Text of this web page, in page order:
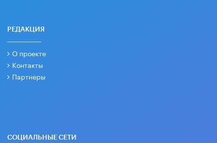
РЕДАКЦИЯ
О проекте
Контакты
Партнеры
СОЦИАЛЬНЫЕ СЕТИ